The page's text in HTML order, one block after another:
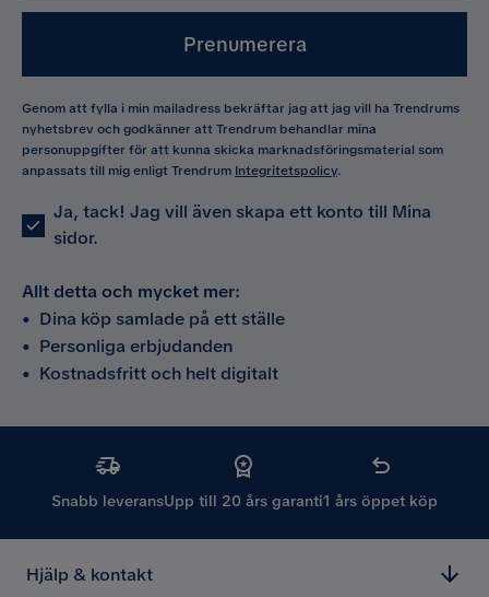
Prenumerera
Genom att fylla i min mailadress bekräftar jag att jag vill ha Trendrums
nyhetsbrev och godkänner att Trendrum behandlar mina
personuppgifter för att kunna skicka marknadsföringsmaterial som
anpassats till mig enligt Trendrum Integritetspolicy.
Ja, tack! Jag vill även skapa ett konto till Mina
sidor.
Allt detta och mycket mer:
• Dina köp samlade på ett ställe
• Personliga erbjudanden
• Kostnadsfritt och helt digitalt
Snabb leveransUpp till 20 års garanti1 års öppet köp
Hjälp & kontakt